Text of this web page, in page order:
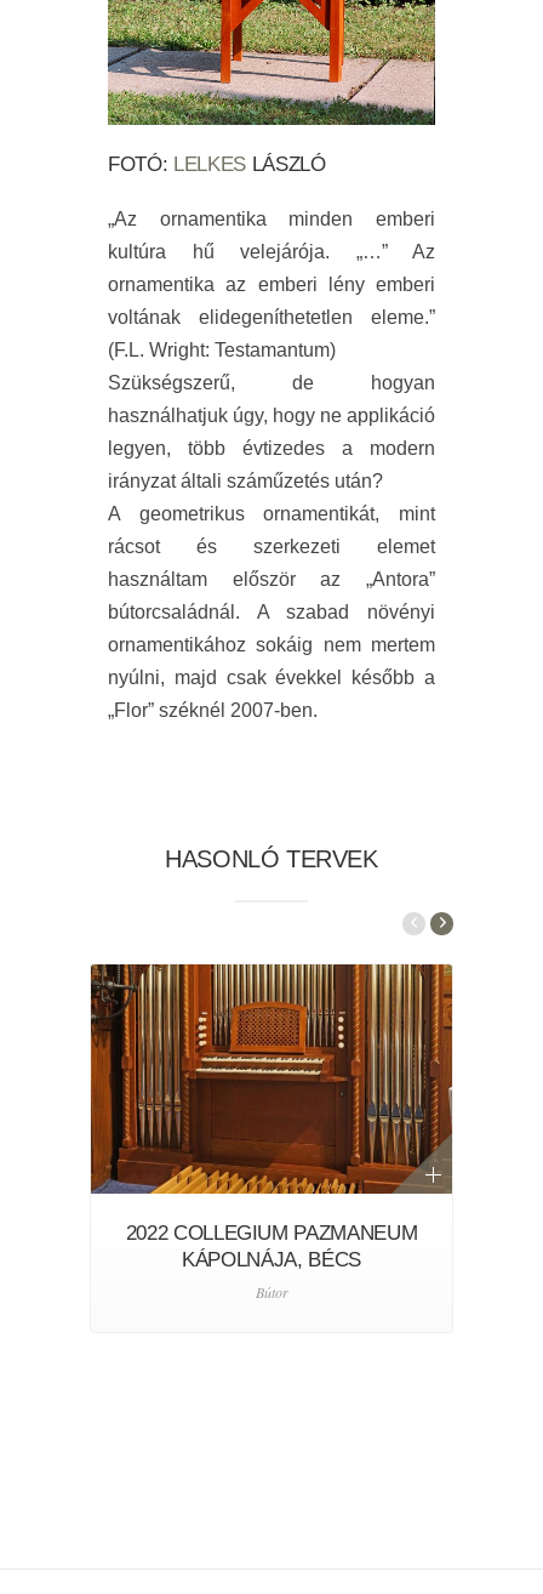
FOTÓ: LELKESLÁSZLÓ
„Az ornamentika minden emberi
kultúra hű velejárója. „…” Az
ornamentika az emberi lény emberi
voltának elidegeníthetetlen eleme.”
(F.L. Wright: Testamantum)
Szükségszerű, de hogyan
használhatjuk úgy, hogy ne applikáció
legyen, több évtizedes a modern
irányzat általi száműzetés után?
A geometrikus ornamentikát, mint
rácsot és szerkezeti elemet
használtam először az „Antora”
bútorcsaládnál. A szabad növényi
ornamentikához sokáig nem mertem
nyúlni, majd csak évekkel később a
„Flor” széknél 2007-ben.
HASONLÓ TERVEK
2022 COLLEGIUM PAZMANEUM
KÁPOLNÁJA, BÉCS
Bútor